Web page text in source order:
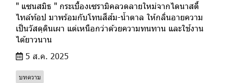
" แซนสมิธ " กระเบื้องเซรามิคลวดลายใหม่จากไดนาสตี้
ไทล์ท้อป มาพร้อมกับโทนสีส้ม-น้ำตาล ให้กลิ่นอายความ
เป็นวัสดุดินเผา แต่เหนือกว่าด้วยความทนทาน และใช้งาน
ได้ยาวนาน
5 ส.ค. 2025
บทความ